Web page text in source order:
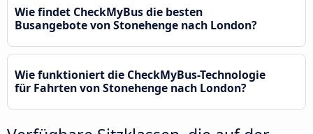
Wie findet CheckMyBus die besten
Busangebote von Stonehenge nach London?
Wie funktioniert die CheckMyBus-Technologie
für Fahrten von Stonehenge nach London?